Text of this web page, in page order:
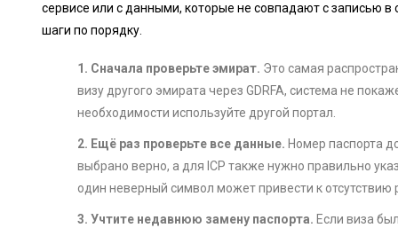
сервисе или с данными, которые не совпадают с записью
шаги по порядку.
1. Сначала проверьте эмират. Это самая
визу другого эмирата через GDRFA, система не
необходимости используйте другой портал.
2. Ещё раз проверьте все данные. Номер паспорта
выбрано верно, а для ICP также нужно правильно
один неверный символ может привести к отсутствию
3. Учтите недавнюю замену паспорта. Если виза